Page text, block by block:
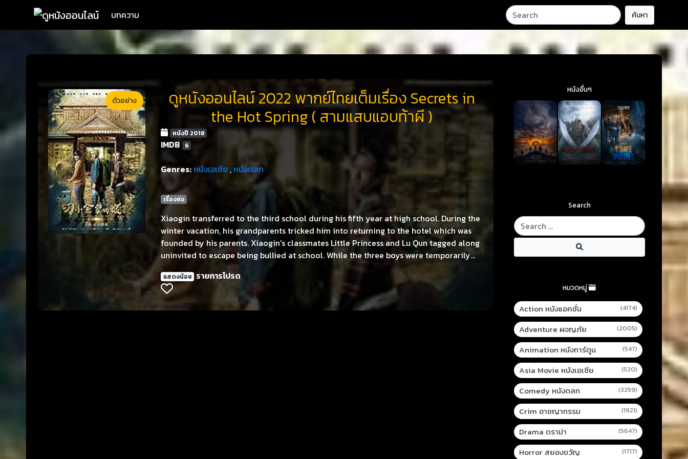
บทความ ค้นหา
ตัวอย่าง
ดูหนังออนไลน์ 2022 พากย์ไทยเต็มเรื่อง Secrets in
the Hot Spring ( สามแสบแอบท้าผี )
หนังปี 2018
IMDB 6
Genres: หนังเอเชีย , หนังตลก
เรื่องย่อ
Xiaogin transferred to the third school during his fifth year at high school. During the
winter vacation, his grandparents tricked him into returning to the hotel which was
founded by his parents. Xiaogin's classmates Little Princess and Lu Qun tagged along
uninvited to escape being bullied at school. While the three boys were temporarily
staying at Xiaogin's family hotel, they quickly found out that the hotel was in terrible
shape and was also haunted. Xiaogin and his friends have developed an extremely
close friendship while they are trying to step closer to the truth. Will they find out the
secret that hides underneath the steaming hot springs?
แสดงน้อย รายการโปรด
หนังอื่นๆ
Search
หมวดหมู่
Action หนังแอคชั่น (4174)
Adventure ผจญภัย (2005)
Animation หนังการ์ตูน (547)
Asia Movie หนังเอเชีย (520)
Comedy หนังตลก (3259)
Crim อาชญากรรม (1921)
Drama ดราม่า (5647)
Horror สยองขวัญ (1717)